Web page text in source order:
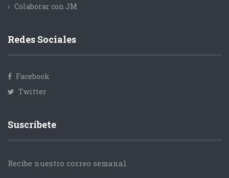
Colaborar con JM
Redes Sociales
Facebook
Twitter
Suscríbete
Recibe nuestro correo semanal.